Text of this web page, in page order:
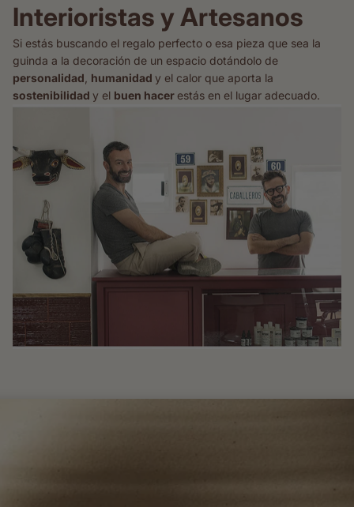
Interioristas y Artesanos
Si estás buscando el regalo perfecto o esa pieza que sea la
guinda a la decoración de un espacio dotándolo de
personalidad humanidad y el calor que aporta la
sostenibilidad y el buen hacer estás en el lugar adecuado.